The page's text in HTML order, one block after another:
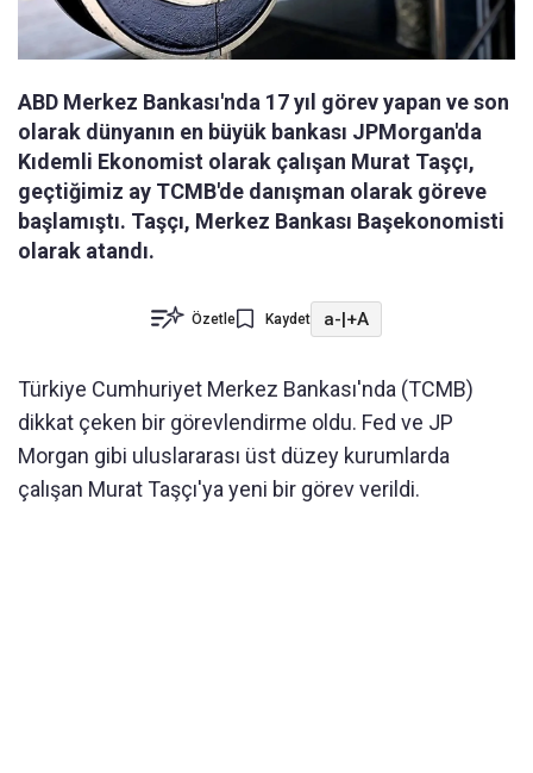
ABD Merkez Bankası'nda 17 yıl görev yapan ve son
olarak dünyanın en büyük bankası JPMorgan'da
Kıdemli Ekonomist olarak çalışan Murat Taşçı,
geçtiğimiz ay TCMB'de danışman olarak göreve
başlamıştı. Taşçı, Merkez Bankası Başekonomisti
olarak atandı.
Özetle Kaydet a-|+A
Türkiye Cumhuriyet Merkez Bankası'nda (TCMB)
dikkat çeken bir görevlendirme oldu. Fed ve JP
Morgan gibi uluslararası üst düzey kurumlarda
çalışan Murat Taşçı'ya yeni bir görev verildi.